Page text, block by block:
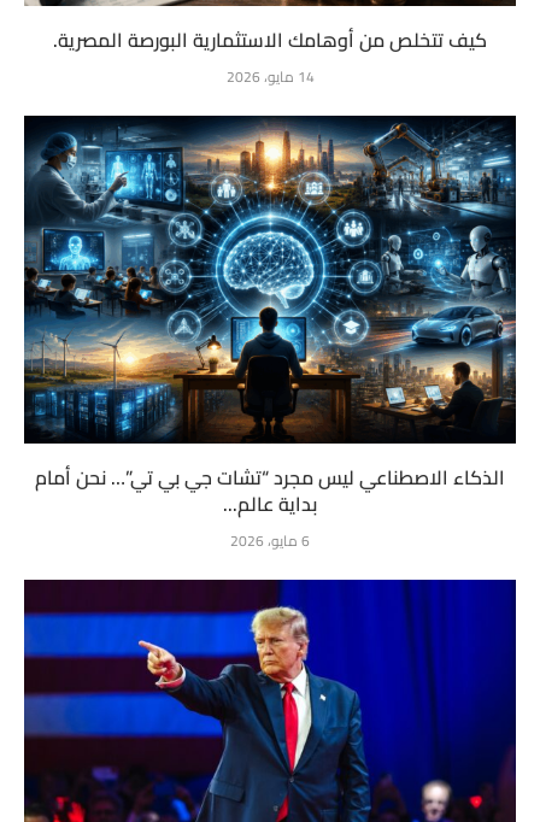
كيف تتخلص من أوهامك الاستثمارية البورصة المصرية.
14 مايو، 2026
الذكاء الاصطناعي ليس مجرد “تشات جي بي تي”… نحن أمام
بداية عالم...
6 مايو، 2026